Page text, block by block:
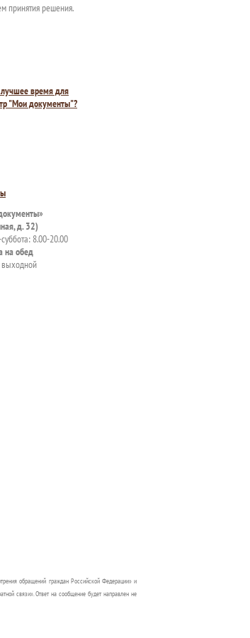
принятия решения.
время для
"Мои документы"?
д. 32)
8.00-20.00
на обед
выходной
обращений граждан Российской Федерации» и
связи». Ответ на сообщение будет направлен не